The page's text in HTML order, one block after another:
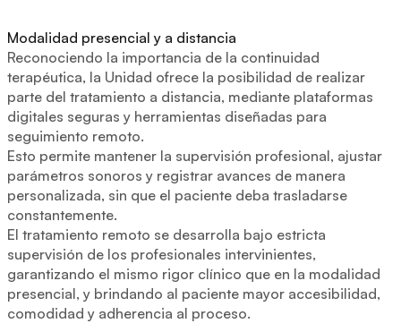
Modalidad presencial y a distancia
Reconociendo la importancia de la continuidad
terapéutica, la Unidad ofrece la posibilidad de realizar
parte del tratamiento a distancia, mediante plataformas
digitales seguras y herramientas diseñadas para
seguimiento remoto.
Esto permite mantener la supervisión profesional, ajustar
parámetros sonoros y registrar avances de manera
personalizada, sin que el paciente deba trasladarse
constantemente.
El tratamiento remoto se desarrolla bajo estricta
supervisión de los profesionales intervinientes,
garantizando el mismo rigor clínico que en la modalidad
presencial, y brindando al paciente mayor accesibilidad,
comodidad y adherencia al proceso.